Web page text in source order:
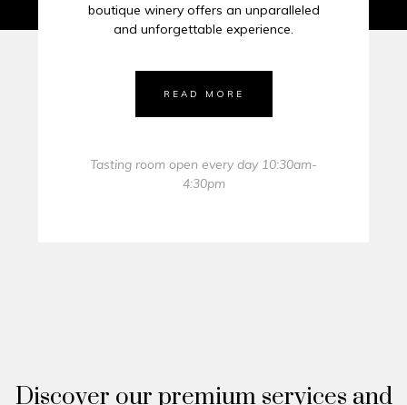
boutique winery offers an unparalleled
and unforgettable experience.
READ MORE
Tasting room open every day 10:30am-
4:30pm
Discover our premium services and